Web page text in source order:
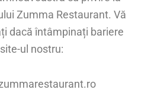
Zumma Restaurant. Vă
dacă întâmpinați bariere
ul nostru: